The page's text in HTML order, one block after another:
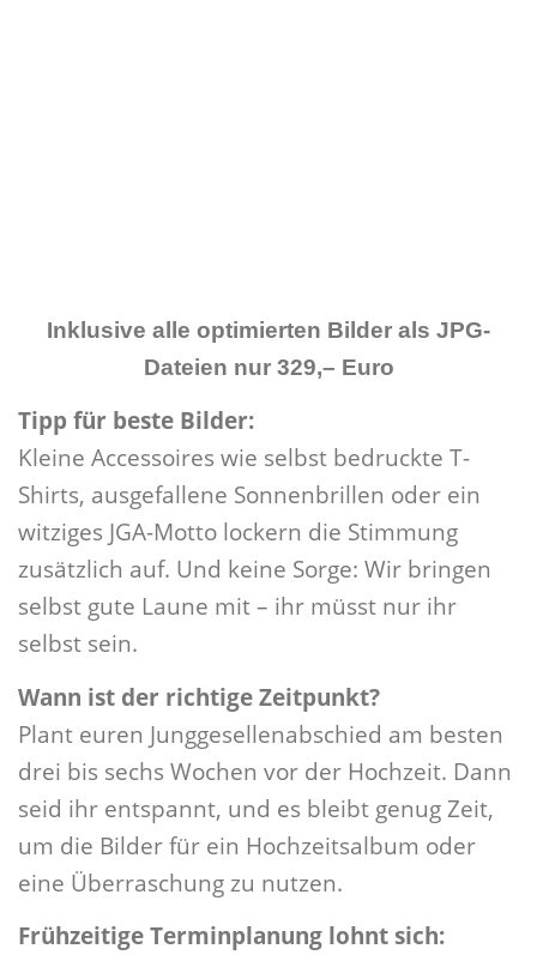
Inklusive alle optimierten Bilder als JPG-
Dateien nur 329,– Euro
Tipp für beste Bilder:
Kleine Accessoires wie selbst bedruckte T-
Shirts, ausgefallene Sonnenbrillen oder ein
witziges JGA-Motto lockern die Stimmung
zusätzlich auf. Und keine Sorge: Wir bringen
selbst gute Laune mit – ihr müsst nur ihr
selbst sein.
Wann ist der richtige Zeitpunkt?
Plant euren Junggesellenabschied am besten
drei bis sechs Wochen vor der Hochzeit. Dann
seid ihr entspannt, und es bleibt genug Zeit,
um die Bilder für ein Hochzeitsalbum oder
eine Überraschung zu nutzen.
Frühzeitige Terminplanung lohnt sich: